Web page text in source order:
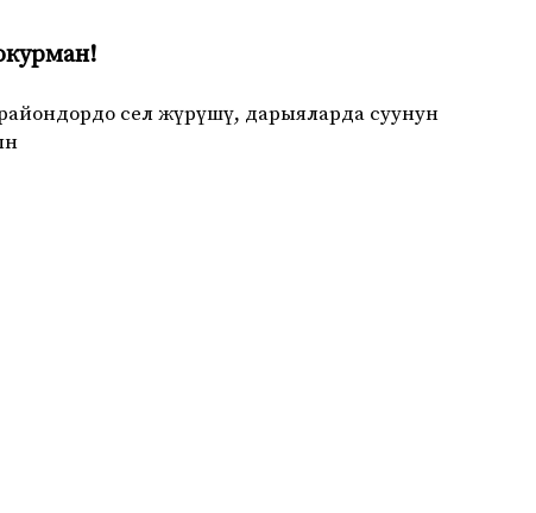
сел жүрүшү, дарыяларда суунун